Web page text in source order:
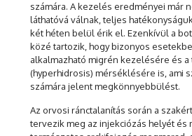
számára. A kezelés eredményei már
láthatóvá válnak, teljes
két héten belül érik el. Ezenkívül a
közé tartozik, hogy bizonyos
alkalmazható migrén kezelésére és
(hyperhidrosis) mérséklésére is, ami
számára jelent megkönnyebbülést.
Az orvosi ránctalanítás során a
tervezik meg az injekciózás helyét és